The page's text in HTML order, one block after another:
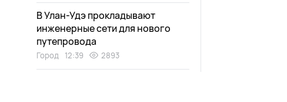
В Улан-Удэ прокладывают
инженерные сети для нового
путепровода
Город 12:39 2893